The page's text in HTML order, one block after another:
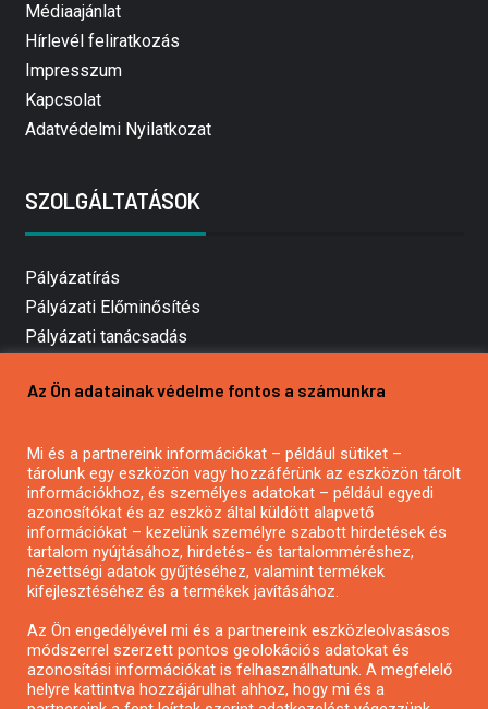
Médiaajánlat
Hírlevél feliratkozás
Impresszum
Kapcsolat
Adatvédelmi Nyilatkozat
SZOLGÁLTATÁSOK
Pályázatírás
Pályázati Előminősítés
Pályázati tanácsadás
Mezőgazdasági pályázatírás
Pályázatírás civil szervezeteknek
Pályázatírás önkormányzatoknak
Pályázatfigyelés
Specifikus pályázatfigyelés vagy hírlevél
Pályázatok magánszemélyeknek
Az Ön adatainak védelme fontos a számunkra
Mi és a partnereink információkat – például sütiket –
tárolunk egy eszközön vagy hozzáférünk az eszközön tárolt
információkhoz, és személyes adatokat – például egyedi
azonosítókat és az eszköz által küldött alapvető
információkat – kezelünk személyre szabott hirdetések és
tartalom nyújtásához, hirdetés- és tartalomméréshez,
nézettségi adatok gyűjtéséhez, valamint termékek
kifejlesztéséhez és a termékek javításához.
Az Ön engedélyével mi és a partnereink eszközleolvasásos
módszerrel szerzett pontos geolokációs adatokat és
azonosítási információkat is felhasználhatunk. A megfelelő
helyre kattintva hozzájárulhat ahhoz, hogy mi és a